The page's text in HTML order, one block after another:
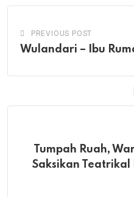
PREVIOUS POST
Wulandari – Ibu
Tumpah Ruah,
Saksikan Teatrikal